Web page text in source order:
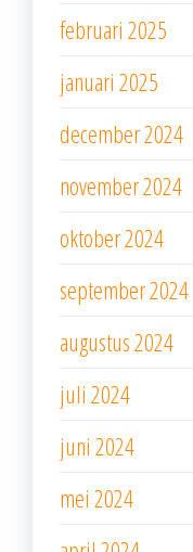
februari 2025
januari 2025
december 2024
november 2024
oktober 2024
september 2024
augustus 2024
juli 2024
juni 2024
mei 2024